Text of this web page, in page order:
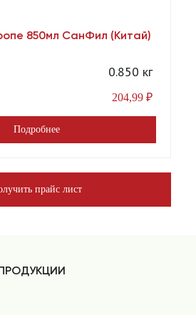
850мл СанФил (Китай)
0.850 кг
204,99 ₽
Подробнее
прайс лист